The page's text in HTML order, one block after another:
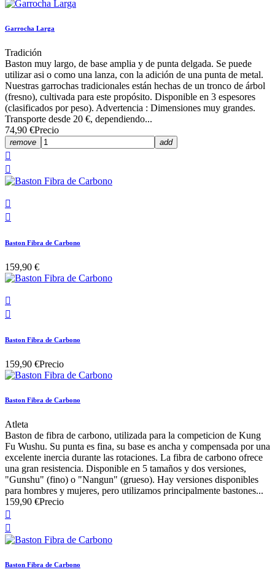
Garrocha Larga
Tradición
Baston muy largo, de base amplia y de punta delgada. Se puede
utilizar asi o como una lanza, con la adición de una punta de metal.
Nuestras garrochas tradicionales están hechas de un tronco de árbol
(fresno), cultivada para este propósito. Disponible en 3 espesores
(clasificados por peso). Advertencia : Dimensiones muy grandes.
Transporte desde 20 €, dependiendo...
74,90 €Precio
remove add




Baston Fibra de Carbono
159,90 €


Baston Fibra de Carbono
159,90 €Precio
Baston Fibra de Carbono
Atleta
Baston de fibra de carbono, utilizada para la competicion de Kung
Fu Wushu. Su punta es fina, su base es ancha y compensada por una
excelente inercia durante las rotaciones. La fibra de carbono ofrece
una gran resistencia. Disponible en 5 tamaños y dos versiones,
"Gunshu" (fino) o "Nangun" (grueso). Hay versiones disponibles
para hombres y mujeres, pero utilizamos principalmente bastones...
159,90 €Precio


Baston Fibra de Carbono